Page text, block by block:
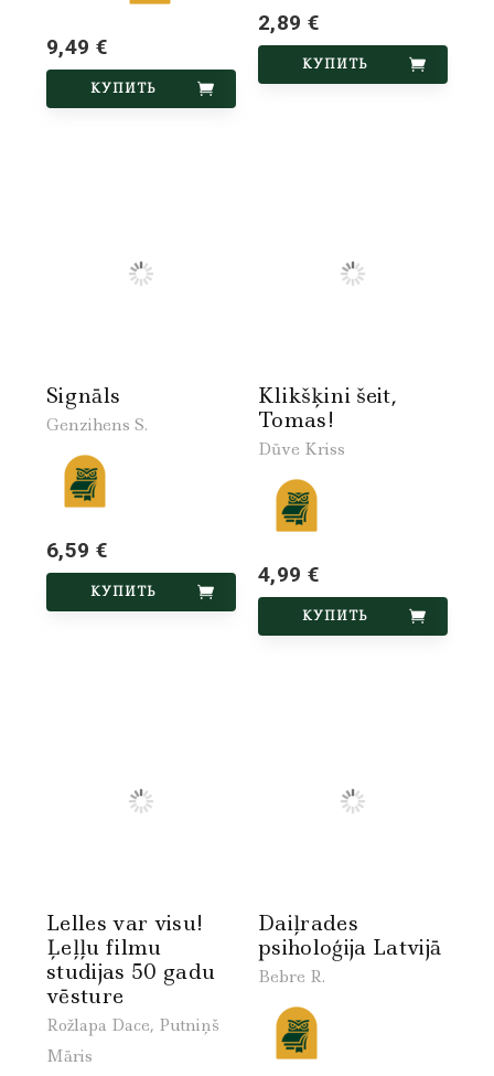
9,49 €
КУПИТЬ
2,89 €
КУПИТЬ
Signāls
Genzihens S.
6,59 €
КУПИТЬ
Klikšķini šeit,
Tomas!
Dūve Kriss
4,99 €
КУПИТЬ
Lelles var visu!
Ļeļļu filmu
studijas 50 gadu
vēsture
Rožlapa Dace, Putniņš
Māris
Daiļrades
psiholoģija Latvijā
Bebre R.